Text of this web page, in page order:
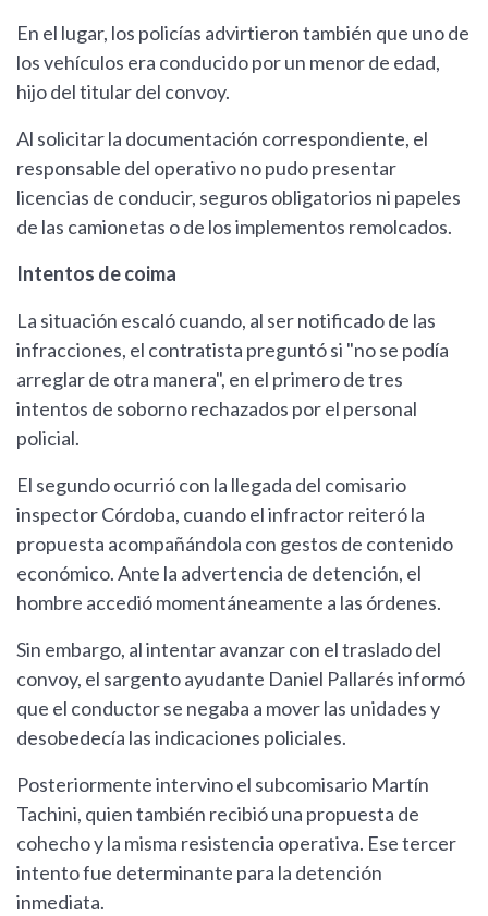
En el lugar, los policías advirtieron también que uno de
los vehículos era conducido por un menor de edad,
hijo del titular del convoy.
Al solicitar la documentación correspondiente, el
responsable del operativo no pudo presentar
licencias de conducir, seguros obligatorios ni papeles
de las camionetas o de los implementos remolcados.
Intentos de coima
La situación escaló cuando, al ser notificado de las
infracciones, el contratista preguntó si "no se podía
arreglar de otra manera", en el primero de tres
intentos de soborno rechazados por el personal
policial.
El segundo ocurrió con la llegada del comisario
inspector Córdoba, cuando el infractor reiteró la
propuesta acompañándola con gestos de contenido
económico. Ante la advertencia de detención, el
hombre accedió momentáneamente a las órdenes.
Sin embargo, al intentar avanzar con el traslado del
convoy, el sargento ayudante Daniel Pallarés informó
que el conductor se negaba a mover las unidades y
desobedecía las indicaciones policiales.
Posteriormente intervino el subcomisario Martín
Tachini, quien también recibió una propuesta de
cohecho y la misma resistencia operativa. Ese tercer
intento fue determinante para la detención
inmediata.